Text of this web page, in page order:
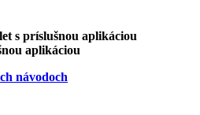
s príslušnou aplikáciou
aplikáciou
návodoch